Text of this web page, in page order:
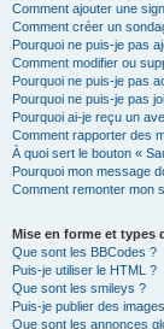
Comment ajouter une
Comment créer un
Pourquoi ne puis-je pas
Comment modifier ou
Pourquoi ne puis-je pas
Pourquoi ne puis-je pas
Pourquoi ai-je reçu un
Comment rapporter des
À quoi sert le bouton «
Pourquoi mon message
Comment remonter mon
Mise en forme et types
Que sont les BBCodes ?
Puis-je utiliser le HTML ?
Que sont les smileys ?
Puis-je publier des
Que sont les annonces